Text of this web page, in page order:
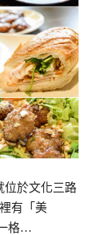
位於文化三路
有「美
格…